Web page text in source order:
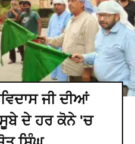
ਜੀ ਦੀਆਂ
ਦੇ ਹਰ ਕੋਨੇ 'ਚ